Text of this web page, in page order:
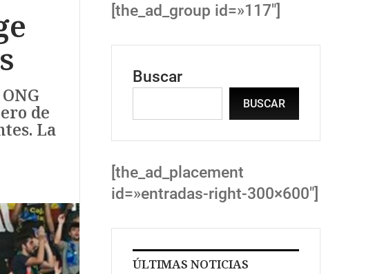
de
La
[the_ad_group id=»117″]
Buscar
BUSCAR
[the_ad_placement
id=»entradas-right-300×600″]
ÚLTIMAS NOTICIAS